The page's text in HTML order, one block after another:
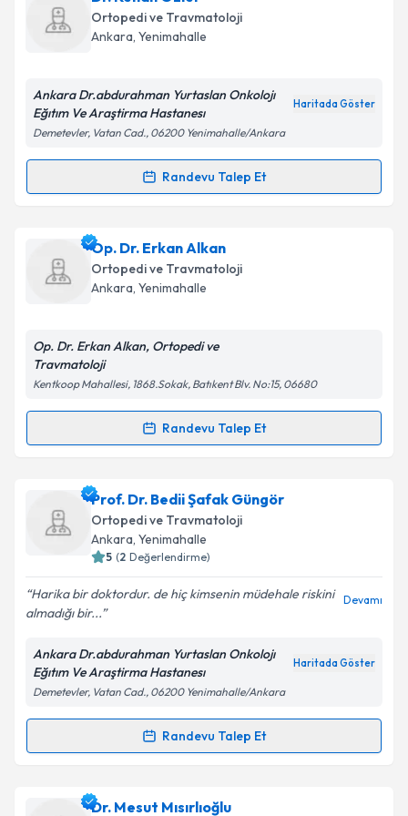
Takvim Talebini Gönder
oluşturun. Size bu uzmandan randevu almanız için bir
takvim hazırlandığında e-posta ile bilgilendireceğiz.
Kişisel verilerimin işlenmesine ilişkinAydınlatma
'ni okudum ve kişisel verilerimin belirtilen
kapsamda işlenmesini kabul ediyorum.
Takvim Talebini Gönder
Ortopedi ve Travmatoloji
Ankara, Yenimahalle
Ankara Dr.abdurahman Yurtaslan Onkolojı
Eğıtım Ve Araştirma Hastanesı
Haritada Göster
Demetevler, Vatan Cad., 06200 Yenimahalle/Ankara
Randevu Talep Et
Randevu Takvimi Talebi
Dr. Kenan Özleriçin randevu takvimi talebi
oluşturun. Size bu uzmandan randevu almanız için bir
takvim hazırlandığında e-posta ile bilgilendireceğiz.
Kişisel verilerimin işlenmesine ilişkinAydınlatma
'ni okudum ve kişisel verilerimin belirtilen
kapsamda işlenmesini kabul ediyorum.
Takvim Talebini Gönder
Op. Dr. Erkan Alkan
Ortopedi ve Travmatoloji
Ankara, Yenimahalle
Op. Dr. Erkan Alkan, Ortopedi ve
Travmatoloji
Kentkoop Mahallesi, 1868.Sokak, Batıkent Blv. No:15, 06680
Randevu Talep Et
Randevu Takvimi Talebi
Op. Dr. Erkan Alkan için randevu takvimi talebi
oluşturun. Size bu uzmandan randevu almanız için bir
takvim hazırlandığında e-posta ile bilgilendireceğiz.
Kişisel verilerimin işlenmesine ilişkin
Aydınlatma
Metni'ni okudum ve kişisel verilerimin belirtilen
kapsamda işlenmesini kabul ediyorum.
Takvim Talebini Gönder
Prof. Dr. Bedii Şafak Güngör
Ortopedi ve Travmatoloji
Ankara, Yenimahalle
5 (2 Değerlendirme)
Harika bir doktordur. de hiç kimsenin müdehale riskini
almadığı bir...
Devamı
Ankara Dr.abdurahman Yurtaslan Onkolojı
Eğıtım Ve Araştirma Hastanesı
Haritada Göster
Demetevler, Vatan Cad., 06200 Yenimahalle/Ankara
Randevu Talep Et
Randevu Takvimi Talebi
Prof. Dr. Bedii Şafak Güngör
Dr. Mesut Mısırlıoğlu